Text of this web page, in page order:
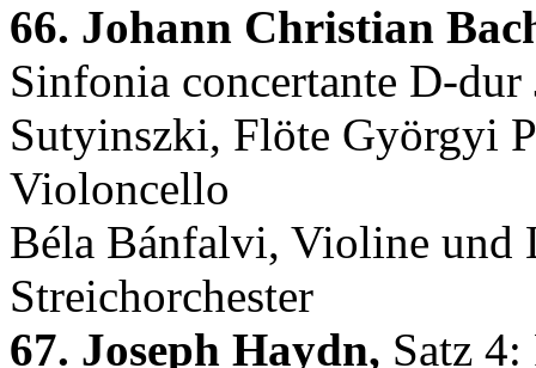
66. Johann Christian
Sinfonia concertante D-
Sutyinszki, Flöte Györgyi
Violoncello
Béla Bánfalvi, Violine und
Streichorchester
67. Joseph Haydn, Satz